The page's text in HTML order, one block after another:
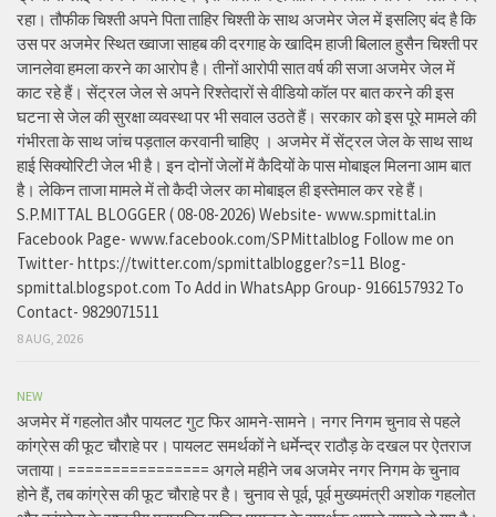
रहा। तौफीक चिश्ती अपने पिता ताहिर चिश्ती के साथ अजमेर जेल में इसलिए बंद है कि
उस पर अजमेर स्थित ख्वाजा साहब की दरगाह के खादिम हाजी बिलाल हुसैन चिश्ती पर
जानलेवा हमला करने का आरोप है। तीनों आरोपी सात वर्ष की सजा अजमेर जेल में
काट रहे हैं। सेंट्रल जेल से अपने रिश्तेदारों से वीडियो कॉल पर बात करने की इस
घटना से जेल की सुरक्षा व्यवस्था पर भी सवाल उठते हैं। सरकार को इस पूरे मामले की
गंभीरता के साथ जांच पड़ताल करवानी चाहिए । अजमेर में सेंट्रल जेल के साथ साथ
हाई सिक्योरिटी जेल भी है। इन दोनों जेलों में कैदियों के पास मोबाइल मिलना आम बात
है। लेकिन ताजा मामले में तो कैदी जेलर का मोबाइल ही इस्तेमाल कर रहे हैं।
S.P.MITTAL BLOGGER ( 08-08-2026) Website- www.spmittal.in
Facebook Page- www.facebook.com/SPMittalblog Follow me on
Twitter- https://twitter.com/spmittalblogger?s=11 Blog-
spmittal.blogspot.com To Add in WhatsApp Group- 9166157932 To
Contact- 9829071511
8 AUG, 2026
NEW
अजमेर में गहलोत और पायलट गुट फिर आमने-सामने। नगर निगम चुनाव से पहले
कांग्रेस की फूट चौराहे पर। पायलट समर्थकों ने धर्मेन्द्र राठौड़ के दखल पर ऐतराज
जताया। ================ अगले महीने जब अजमेर नगर निगम के चुनाव
होने हैं, तब कांग्रेस की फूट चौराहे पर है। चुनाव से पूर्व, पूर्व मुख्यमंत्री अशोक गहलोत